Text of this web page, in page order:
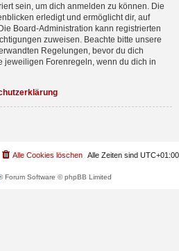
sein, um dich anmelden zu können. Die
erledigt und ermöglicht dir, auf
Board-Administration kann registrierten
zuweisen. Beachte bitte unsere
Regelungen, bevor du dich
jeweiligen Forenregeln, wenn du dich in
Alle Zeiten sind UTC+01:00
Alle Cookies löschen
Forum Software © phpBB Limited